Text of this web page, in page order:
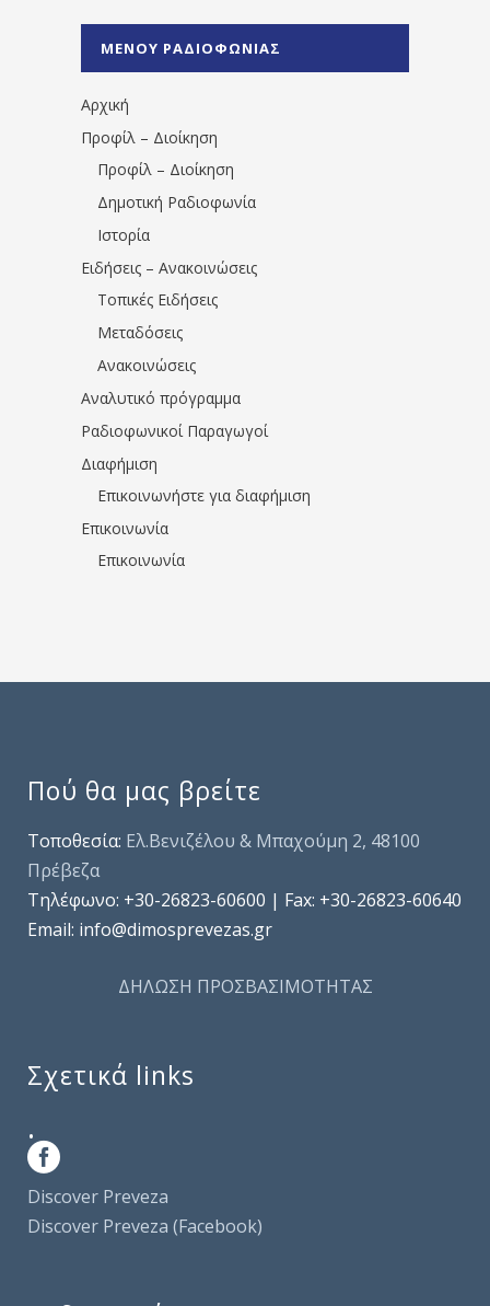
1531194763766854/" artist="" ]
ΜΕΝΟΥ ΡΑΔΙΟΦΩΝΙΑΣ
Αρχική
Προφίλ – Διοίκηση
Προφίλ – Διοίκηση
Δημοτική Ραδιοφωνία
Ιστορία
Ειδήσεις – Ανακοινώσεις
Τοπικές Ειδήσεις
Μεταδόσεις
Ανακοινώσεις
Αναλυτικό πρόγραμμα
Ραδιοφωνικοί Παραγωγοί
Διαφήμιση
Επικοινωνήστε για διαφήμιση
Επικοινωνία
Επικοινωνία
Πού θα μας βρείτε
Τοποθεσία: Ελ.Βενιζέλου & Μπαχούμη 2, 48100
Πρέβεζα
Τηλέφωνo: +30-26823-60600 | Fax: +30-26823-60640
Email: info@dimosprevezas.gr
ΔΗΛΩΣΗ ΠΡΟΣΒΑΣΙΜΟΤΗΤΑΣ
Σχετικά links
.
Discover Preveza
Discover Preveza (Facebook)